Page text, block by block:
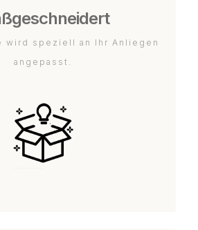
wird speziell an Ihr Anliegen
angepasst.